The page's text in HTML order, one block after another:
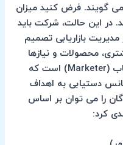
می گویند. فرض کنید میزان
در این حالت، شرکت باید
بازاریابی تصمیم
محصولات و نیازها
تشکیل می شود و این وظیفه بازاریاب (Marketer) است که
دستیابی به اهداف
را می توان بر اساس
کرد: